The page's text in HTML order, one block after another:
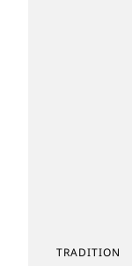
TRADITION